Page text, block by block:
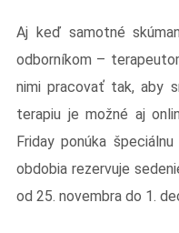
Aj keď samotné
odborníkom –
nimi pracovať tak, aby
terapiu je možné aj
Friday ponúka
obdobia rezervuje
od 25. novembra do 1.